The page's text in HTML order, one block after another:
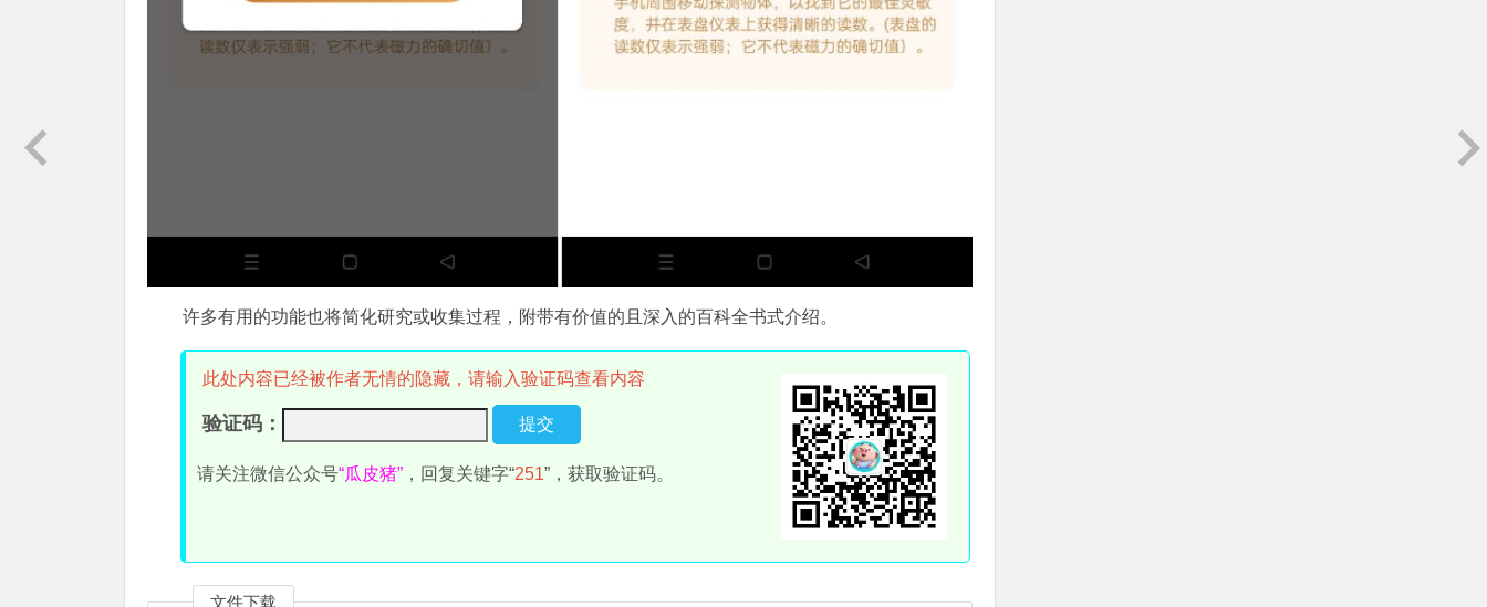
许多有用的功能也将简化研究或收集过程，附带有价值的且深入的百科全书式介绍。
此处内容已经被作者无情的隐藏，请输入验证码查看内容
验证码：
请关注微信公众号“瓜皮猪” ，回复关键字“251”，获取验证码。
文件下载